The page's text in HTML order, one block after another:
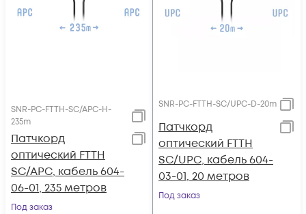
SNR-PC-FTTH-SC/APC-H-
235m
Патчкорд
оптический FTTH
SC/APC, кабель 604-
06-01, 235 метров
Под заказ
SNR-PC-FTTH-SC/UPC-D-20m
Патчкорд
оптический FTTH
SC/UPC, кабель 604-
03-01, 20 метров
Под заказ